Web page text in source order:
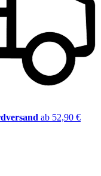
ab 52,90 €